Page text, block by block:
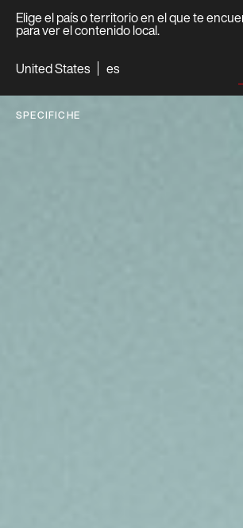
Elige el país o territorio en el que te
para ver el contenido local.
United States
es
SPECIFICHE